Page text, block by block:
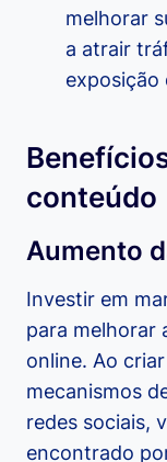
melhorar
a atrair
exposição
conteúdo
Aumento
Investir em
para melhorar
online. Ao
mecanismos
redes sociais,
encontrado